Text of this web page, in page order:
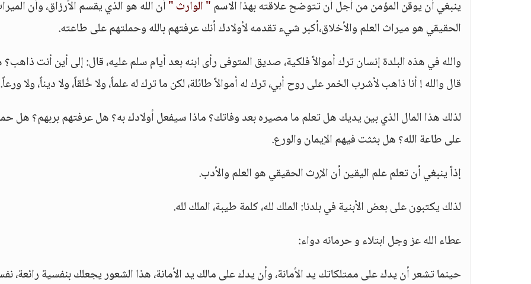
ينبغي أن يوقن المؤمن من أجل أن تتوضح علاقته بهذا الاسم" الوارث "أن الله هو الذي يقسم الأرزاق، وأن
الحقيقي هو ميراث العلم والأخلاق،أكبر شيء تقدمه لأولادك أنك عرفتهم بالله وحملتهم على طاعته.
والله في هذه البلدة إنسان ترك أموالاً فلكية، صديق المتوفى رأى ابنه بعد أيام سلم عليه، قال: إلى أين أنت
قال والله ! أنا ذاهب لأشرب الخمر على روح أبي، ترك له أموالاً طائلة، لكن ما ترك له علماً، ولا خُلقاً، ولا ديناً، ولا ورعاً.
لذلك هذا المال الذي بين يديك هل تعلم ما مصيره بعد وفاتك؟ ماذا سيفعل أولادك به؟ هل عرفتهم بربهم؟ هل
على طاعة الله؟ هل بثثت فيهم الإيمان والورع.
إذاً ينبغي أن تعلم علم اليقين أن الإرث الحقيقي هو العلم والأدب.
لذلك يكتبون على بعض الأبنية في بلدنا: الملك لله، كلمة طيبة، الملك لله.
عطاء الله عز وجل ابتلاء و حرمانه دواء:
حينما تشعر أن يدك على ممتلكاتك يد الأمانة، وأن يدك على مالك يد الأمانة، هذا الشعور يجعلك بنفسية رائعة،